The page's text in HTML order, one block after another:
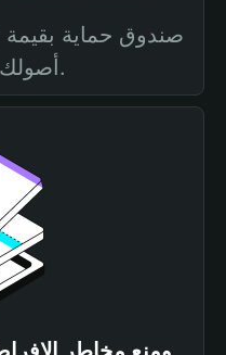
أصولك ومعاملاتك.